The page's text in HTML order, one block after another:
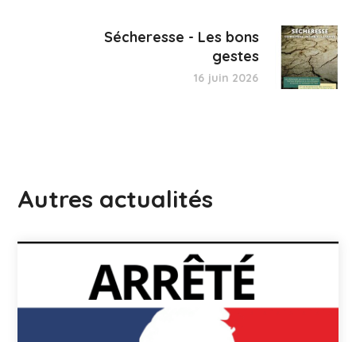
Sécheresse - Les bons
gestes
16 juin 2026
Autres actualités